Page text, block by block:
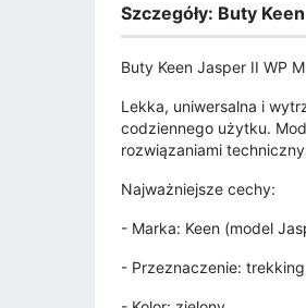
Szczegóły: Buty
Buty Keen Jasper II WP
Lekka, uniwersalna i
codziennego użytku.
rozwiązaniami
Najważniejsze cechy:
- Marka: Keen (model
- Przeznaczenie: